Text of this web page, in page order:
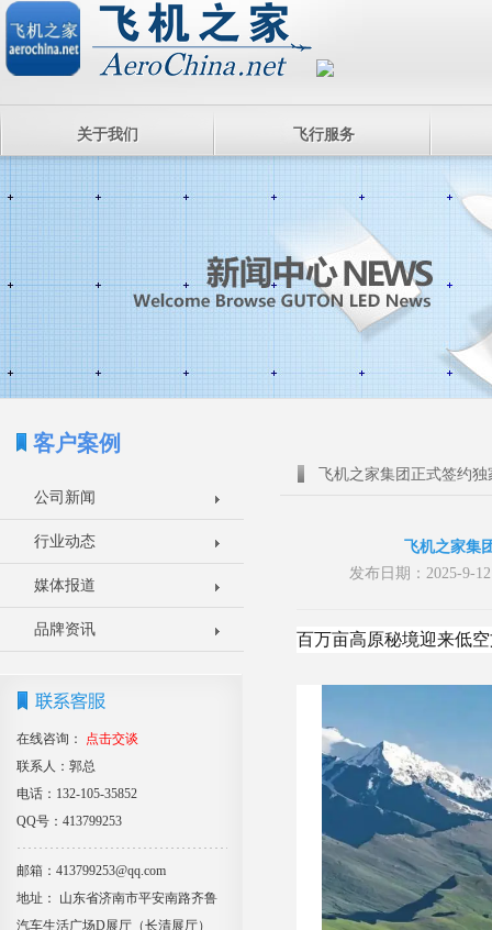
关于我们 飞行服务
客户案例
公司新闻
行业动态
媒体报道
品牌资讯
在线咨询：
点击交谈
联系人：郭总
电话：132-105-35852
QQ号：413799253
邮箱：413799253@qq.com
地址： 山东省济南市平安南路齐鲁
汽车生活广场D展厅（长清展厅）
飞机之家集团正式签约
飞机之家集
发布日期：2025-9-
百万亩高原秘境迎来低